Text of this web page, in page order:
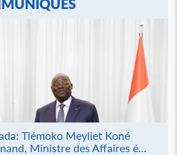
Tiémoko Meyliet Koné
Ministre des Affaires é...